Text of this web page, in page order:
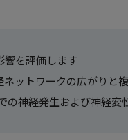
響を評価します
ットワークの広がりと
の神経発生および神経変